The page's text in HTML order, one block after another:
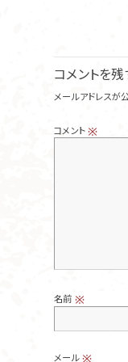
コメントを残
メールアドレスが
コメント※
名前 ※
メール※